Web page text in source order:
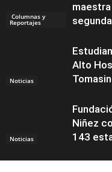
Columnas y
Reportajes
Noticias
Alto
Noticias
Niñez
143